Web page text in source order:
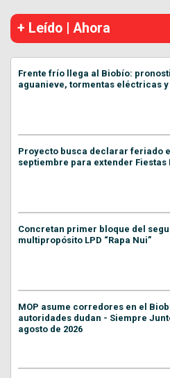
+ Leído | Ahora
Frente frío llega al Biobío:
aguanieve, tormentas eléctricas
Proyecto busca declarar feriado
septiembre para extender Fiestas
Concretan primer bloque del
multipropósito LPD “Rapa Nui”
MOP asume corredores en el
autoridades dudan - Siempre
agosto de 2026